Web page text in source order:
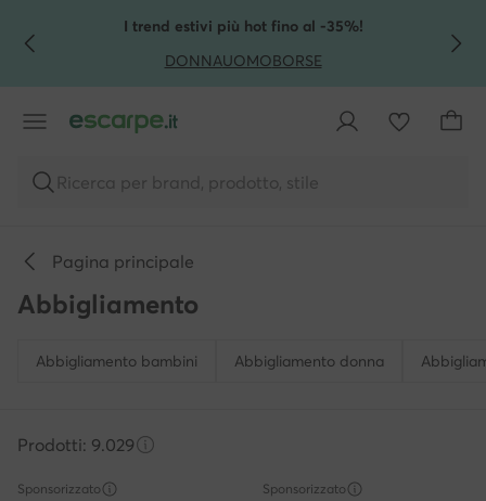
VAI AL CONTENUTO PRINCIPALE
VAI ALLA RICERCAI trend estivi più hot fino al -35%!
DONNAUOMOBORSE
Ricerca per brand, prodotto, stile
Pagina principale
Abbigliamento
Abbigliamento bambini Abbigliamento donna
Prodotti: 9.029
Sponsorizzato Sponsorizzato